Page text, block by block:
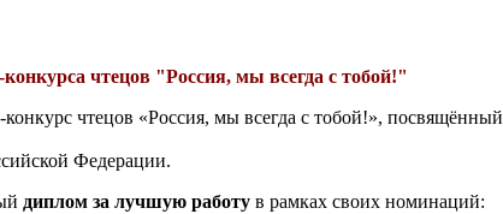
чтецов "Россия, мы всегда с тобой!"
чтецов «Россия, мы всегда с тобой!», посвящённый
Федерации.
диплом за лучшую работу в рамках своих номинаций: